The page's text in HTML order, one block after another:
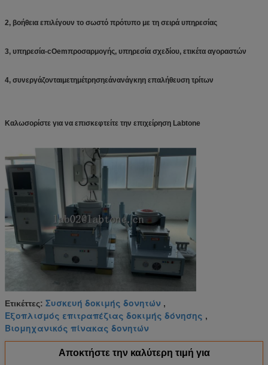
2, βοήθεια επιλέγουν το σωστό πρότυπο με τη σειρά υπηρεσίας
3, υπηρεσία-cOemπροσαρμογής, υπηρεσία σχεδίου, ετικέτα αγοραστών
4, συνεργάζονταιμετημέτρησηεάνανάγκηη επαλήθευση τρίτων
Καλωσορίστε για να επισκεφτείτε την επιχείρηση Labtone
Ετικέττες: Συσκευή δοκιμής δονητών ,
Εξοπλισμός επιτραπέζιας δοκιμής δόνησης ,
Βιομηχανικός πίνακας δονητών
Αποκτήστε την καλύτερη τιμή για